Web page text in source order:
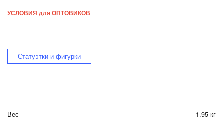
УСЛОВИЯ для ОПТОВИКОВ
Статуэтки и фигурки
Вес 1.95 кг